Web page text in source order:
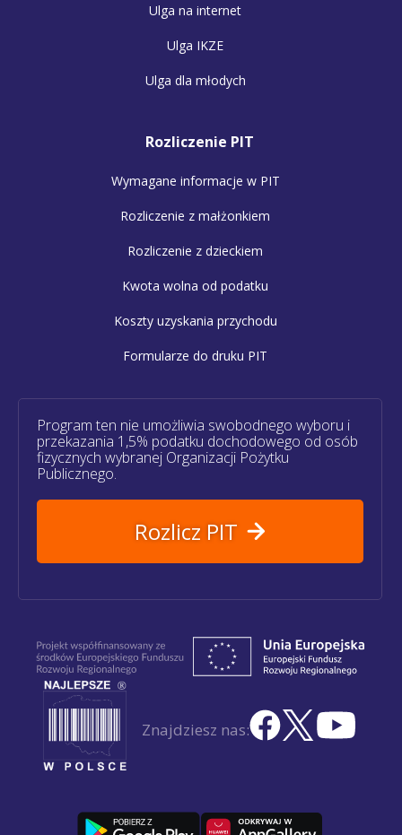
Ulga na internet
Ulga IKZE
Ulga dla młodych
Rozliczenie PIT
Wymagane informacje w PIT
Rozliczenie z małżonkiem
Rozliczenie z dzieckiem
Kwota wolna od podatku
Koszty uzyskania przychodu
Formularze do druku PIT
Program ten nie umożliwia swobodnego wyboru i
przekazania 1,5% podatku dochodowego od osób
fizycznych wybranej Organizacji Pożytku
Publicznego.
Rozlicz PIT
Znajdziesz nas: